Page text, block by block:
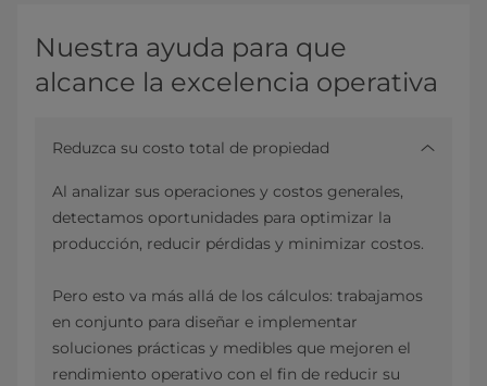
Nuestra ayuda para que
alcance la excelencia operativa
Reduzca su costo total de propiedad
Al analizar sus operaciones y costos generales,
detectamos oportunidades para optimizar la
producción, reducir pérdidas y minimizar costos.
Pero esto va más allá de los cálculos: trabajamos
en conjunto para diseñar e implementar
soluciones prácticas y medibles que mejoren el
rendimiento operativo con el fin de reducir su